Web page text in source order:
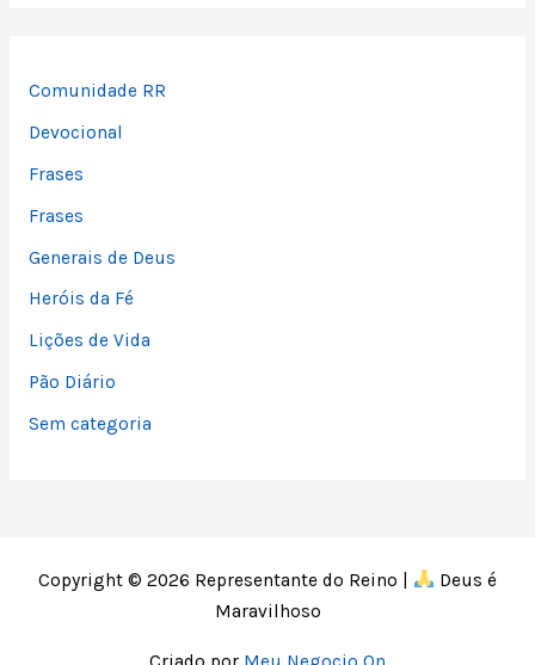
i
Comunidade RR
Devocional
Frases
Frases
Generais de Deus
Heróis da Fé
Lições de Vida
Pão Diário
Sem categoria
Copyright © 2026 Representante do Reino |
Deus é
Maravilhoso